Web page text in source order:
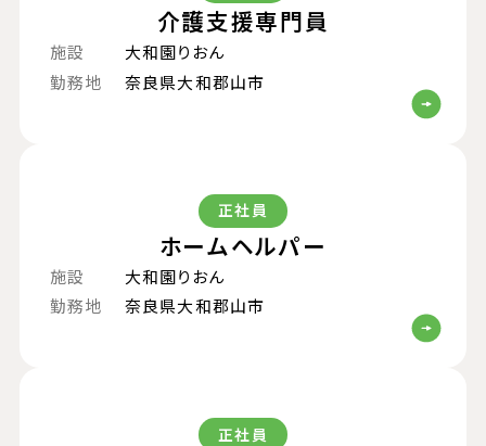
介護支援専門員
施設
大和園りおん
勤務地
奈良県大和郡山市
正社員
ホームヘルパー
施設
大和園りおん
勤務地
奈良県大和郡山市
正社員